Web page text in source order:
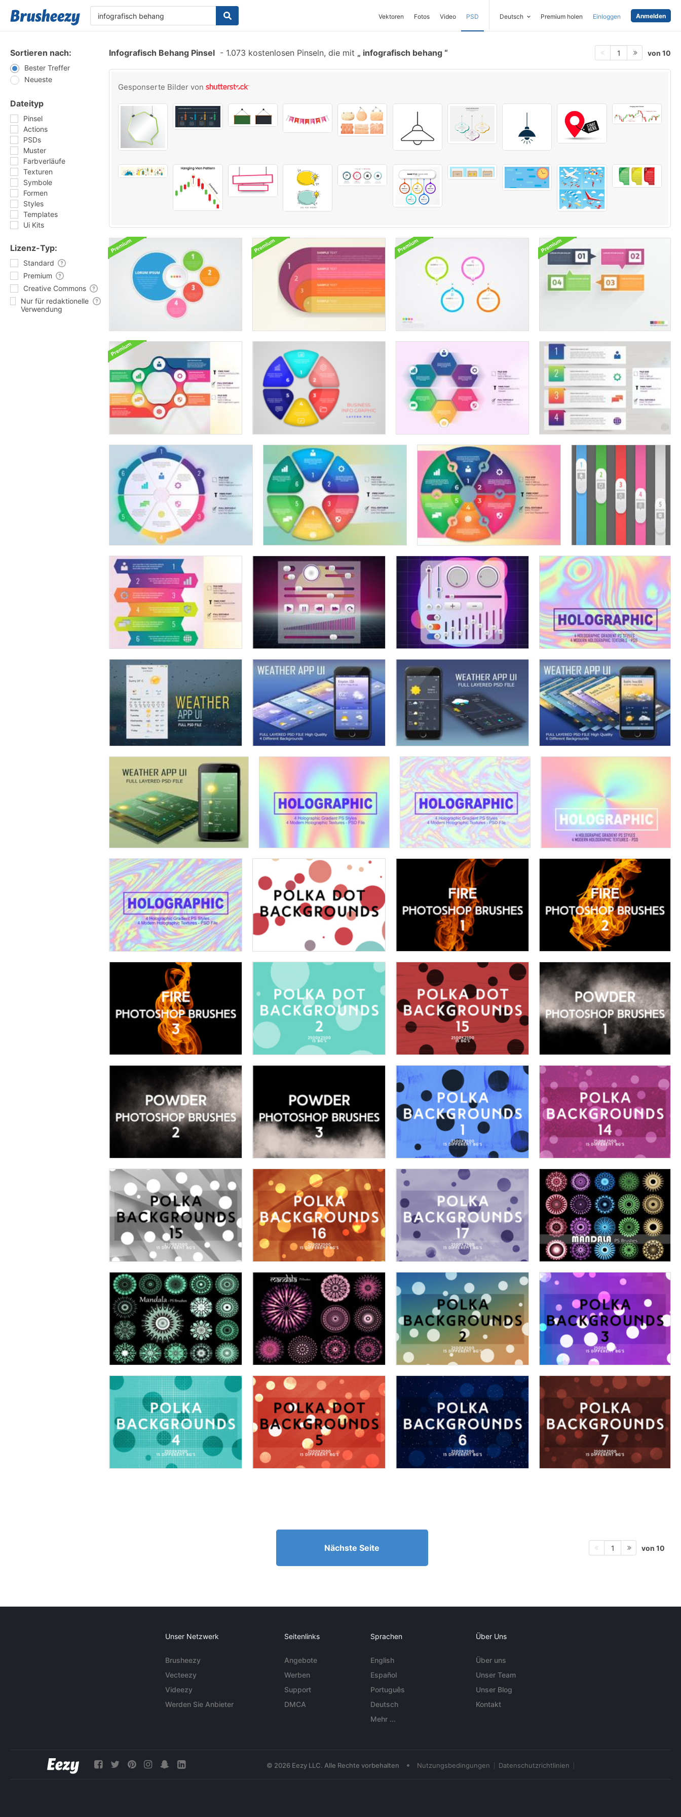
Vektoren Fotos Video PSD Deutsch Premium holen Einloggen Anmelden
Sortieren nach:
Bester Treffer
Neueste
Dateityp
Pinsel
Actions
PSDs
Muster
Farbverläufe
Texturen
Symbole
Formen
Styles
Templates
Ui Kits
Lizenz-Typ:
Standard
Premium
Creative Commons
Nur für redaktionelle
Verwendung
Infografisch Behang Pinsel - 1.073 kostenlosen Pinseln, die mit infografisch behang 1 von 10
Gesponserte Bilder von
Nächste Seite 1 von 10
Unser Netzwerk
Brusheezy
Vecteezy
Videezy
Werden Sie Anbieter
Seitenlinks
Angebote
Werben
Support
DMCA
Sprachen
English
Español
Português
Deutsch
Mehr ...
Über Uns
Über uns
Unser Team
Unser Blog
Kontakt
© 2026 Eezy LLC. Alle Rechte vorbehalten • Nutzungsbedingungen Datenschutzrichtlinien